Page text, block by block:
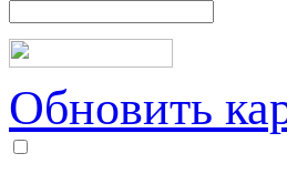
Обновить